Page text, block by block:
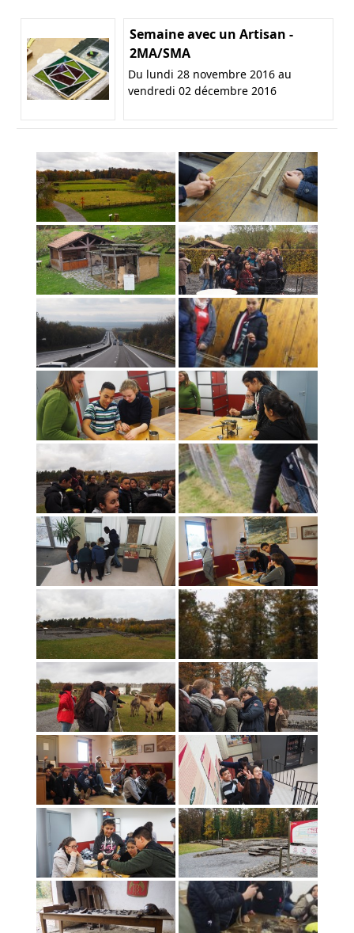
Semaine avec un Artisan -
2MA/SMA
Du lundi 28 novembre 2016 au
vendredi 02 décembre 2016